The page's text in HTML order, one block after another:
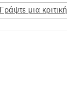
Γράψτε μια κριτική